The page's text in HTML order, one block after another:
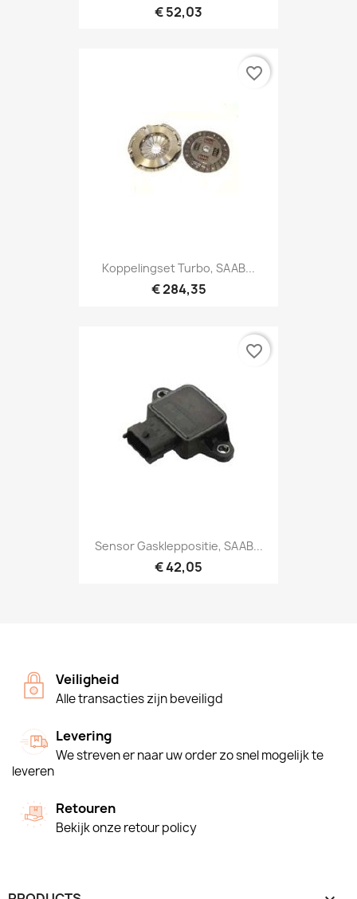
€ 52,03
Koppelingset Turbo, SAAB...
€ 284,35
favorite_border
Sensor Gaskleppositie, SAAB...
€ 42,05
favorite_border
Veiligheid
Alle transacties zijn beveiligd
Levering
We streven er naar uw order zo snel mogelijk te
leveren
Retouren
Bekijk onze retour policy